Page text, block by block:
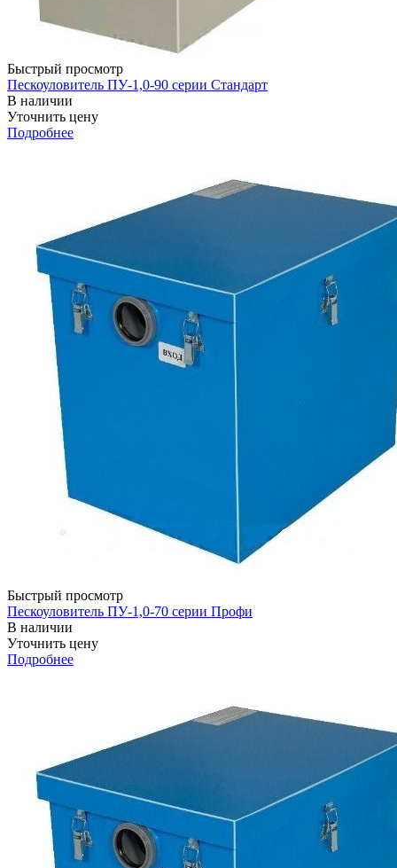
Быстрый просмотр
Пескоуловитель ПУ-1,0-90 серии Стандарт
В наличии
Уточнить цену
Подробнее
Быстрый просмотр
Пескоуловитель ПУ-1,0-70 серии Профи
В наличии
Уточнить цену
Подробнее